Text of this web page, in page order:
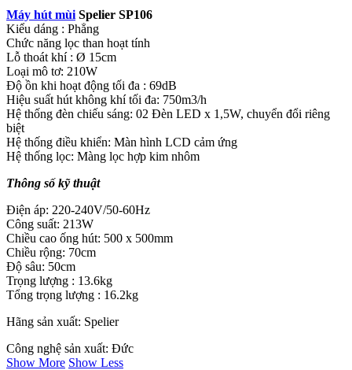
Máy hút mùi Spelier SP106
Kiểu dáng : Phẳng
Chức năng lọc than hoạt tính
Lỗ thoát khí : Ø 15cm
Loại mô tơ: 210W
Độ ồn khi hoạt động tối đa : 69dB
Hiệu suất hút không khí tối đa: 750m3/h
Hệ thống đèn chiếu sáng: 02 Đèn LED x 1,5W, chuyển đổi riêng
biệt
Hệ thống điều khiển: Màn hình LCD cảm ứng
Hệ thống lọc: Màng lọc hợp kim nhôm
Thông số kỹ thuật
Điện áp: 220-240V/50-60Hz
Công suất: 213W
Chiều cao ống hút: 500 x 500mm
Chiều rộng: 70cm
Độ sâu: 50cm
Trọng lượng : 13.6kg
Tổng trọng lượng : 16.2kg
Hãng sản xuất: Spelier
Công nghệ sản xuất: Đức
Show More Show Less